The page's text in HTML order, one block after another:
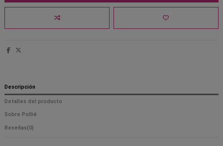
Descripción
Detalles del producto
Sobre Pollié
Reseñas(0)